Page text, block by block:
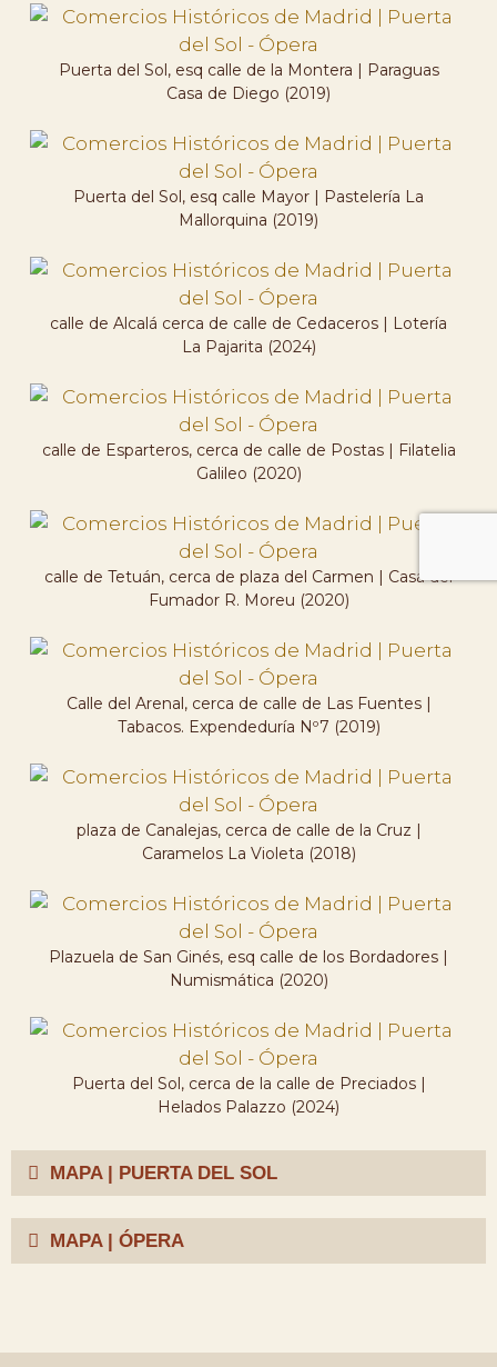
Puerta del Sol, esq calle de la Montera | Paraguas
Casa de Diego (2019)
Puerta del Sol, esq calle Mayor | Pastelería La
Mallorquina (2019)
calle de Alcalá cerca de calle de Cedaceros | Lotería
La Pajarita (2024)
calle de Esparteros, cerca de calle de Postas | Filatelia
Galileo (2020)
calle de Tetuán, cerca de plaza del Carmen | Casa del
Fumador R. Moreu (2020)
Calle del Arenal, cerca de calle de Las Fuentes |
Tabacos. Expendeduría Nº7 (2019)
plaza de Canalejas, cerca de calle de la Cruz |
Caramelos La Violeta (2018)
Plazuela de San Ginés, esq calle de los Bordadores |
Numismática (2020)
Puerta del Sol, cerca de la calle de Preciados |
Helados Palazzo (2024)
MAPA | PUERTA DEL SOL
MAPA | ÓPERA